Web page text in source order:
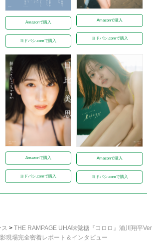
Amazonで購入
ヨドバシ.comで購入
Amazonで購入
ヨドバシ.comで購入
Amazonで購入
ヨドバシ.comで購入
Amazonで購入
ヨドバシ.comで購入
ス > THE RAMPAGE UHA味覚糖『コロロ』浦川翔平Ver
現場完全密着レポート＆インタビュー